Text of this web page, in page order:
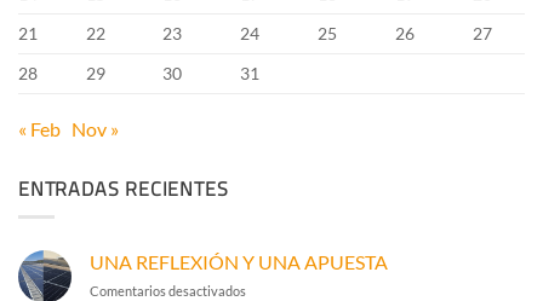
21
22 23 24 25 26
27
28
29 30 31
« Feb Nov »
ENTRADAS RECIENTES
UNA REFLEXIÓN Y UNA APUESTA
Comentarios desactivados